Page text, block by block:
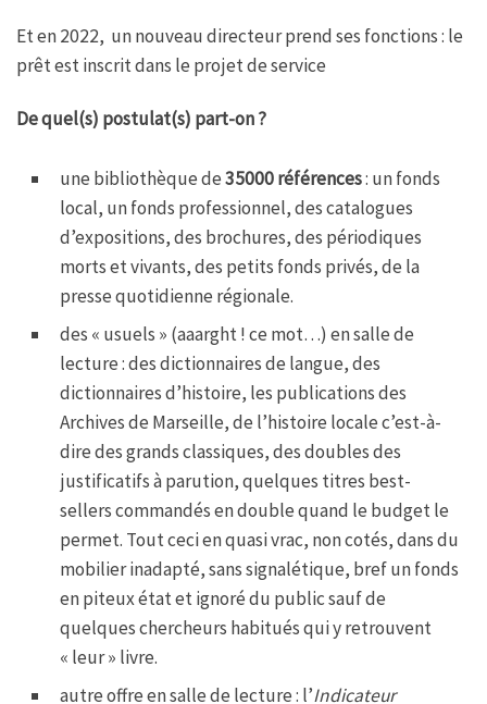
Et en 2022, un nouveau directeur prend ses fonctions : le
prêt est inscrit dans le projet de service
De quel(s) postulat(s) part-on ?
une bibliothèque de35000 références: un fonds
local, un fonds professionnel, des catalogues
d’expositions, des brochures, des périodiques
morts et vivants, des petits fonds privés, de la
presse quotidienne régionale.
des « usuels » (aaarght ! ce mot…) en salle de
lecture : des dictionnaires de langue, des
dictionnaires d’histoire, les publications des
Archives de Marseille, de l’histoire locale c’est-à-
dire des grands classiques, des doubles des
justificatifs à parution, quelques titres best-
sellers commandés en double quand le budget le
permet. Tout ceci en quasi vrac, non cotés, dans du
mobilier inadapté, sans signalétique, bref un fonds
en piteux état et ignoré du public sauf de
quelques chercheurs habitués qui y retrouvent
« leur » livre.
autre offre en salle de lecture : l’Indicateur